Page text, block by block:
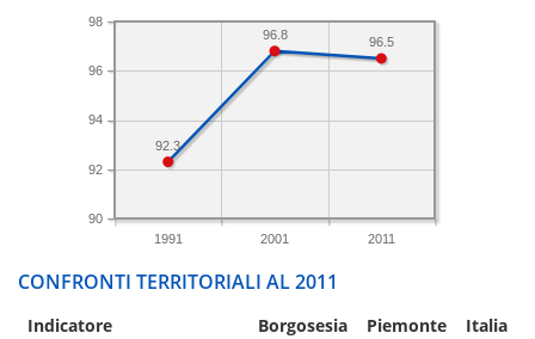
1991 2001 2011
90
92
94
96
98
96.5
96.8
92.3
CONFRONTI TERRITORIALI AL 2011
Indicatore Borgosesia Piemonte Italia